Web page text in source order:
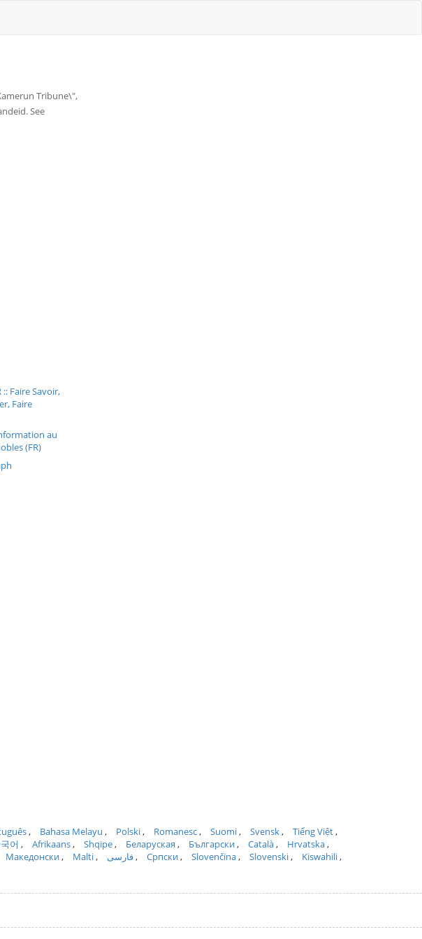
Tribune\",
See
:: Faire Savoir,
Faire
au
(FR)
Bahasa Melayu Polski Romanesc Suomi Svensk
Tiếng Việt
어 Afrikaans Shqipe Беларуская Български Català
Hrvatska
Македонски Malti فارسی Српски Slovenčina Slovenski
Kiswahili